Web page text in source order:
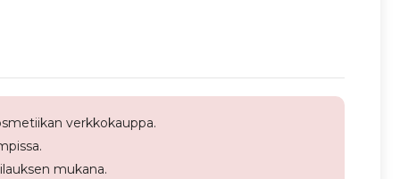
verkkokauppa.
mukana.